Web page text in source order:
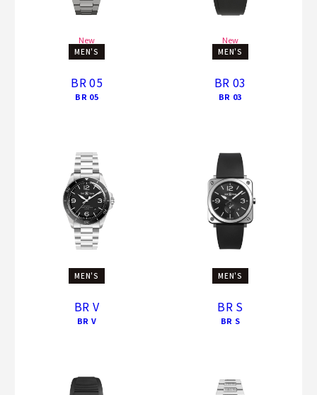
New
MEN'S
BR 05
BR 05
New
MEN'S
BR 03
BR 03
MEN'S
BR V
BR V
MEN'S
BR S
BR S